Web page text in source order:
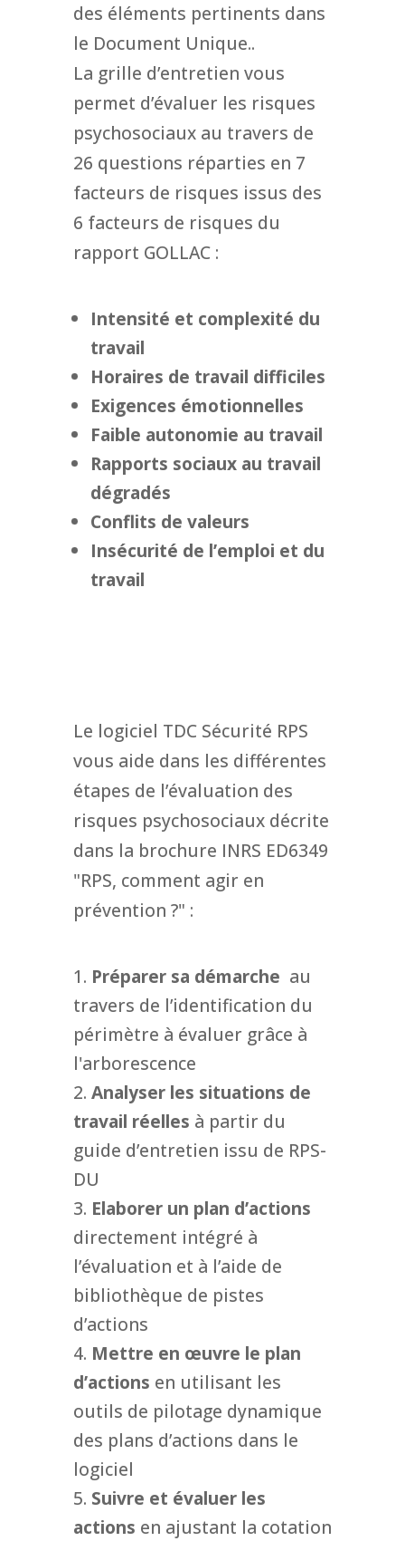
des éléments pertinents dans
le Document Unique..
La grille d’entretien vous
permet d’évaluer les risques
psychosociaux au travers de
26 questions réparties en 7
facteurs de risques issus des
6 facteurs de risques du
rapport GOLLAC :
Intensité et complexité du
travail
Horaires de travail difficiles
Exigences émotionnelles
Faible autonomie au travail
Rapports sociaux au travail
dégradés
Conflits de valeurs
Insécurité de l’emploi et du
travail
Le logiciel TDC Sécurité RPS
vous aide dans les différentes
étapes de l’évaluation des
risques psychosociaux décrite
dans la brochure INRS ED6349
"RPS, comment agir en
prévention ?" :
Préparer sa démarche au
travers de l’identification du
périmètre à évaluer grâce à
l'arborescence
Analyser les situations de
travail réelles à partir du
guide d’entretien issu de RPS-
DU
Elaborer un plan d’actions
directement intégré à
l’évaluation et à l’aide de
bibliothèque de pistes
d’actions
Mettre en œuvre le plan
d’actions en utilisant les
outils de pilotage dynamique
des plans d’actions dans le
logiciel
Suivre et évaluer les
actions en ajustant la cotation